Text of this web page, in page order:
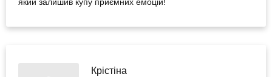
який залишив купу приємних емоцій!
Крістіна